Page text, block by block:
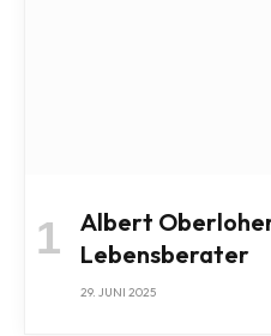
Albert
Lebensberater
29. JUNI 2025